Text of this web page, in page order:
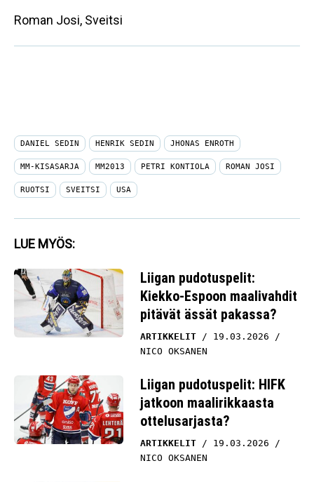
Roman Josi, Sveitsi
DANIEL SEDIN HENRIK SEDIN JHONAS ENROTH
MM-KISASARJA MM2013 PETRI KONTIOLA ROMAN JOSI
RUOTSI SVEITSI USA
LUE MYÖS:
Liigan pudotuspelit:
Kiekko-Espoon maalivahdit
pitävät ässät pakassa?
ARTIKKELIT
19.03.2026
NICO OKSANEN
Liigan pudotuspelit: HIFK
jatkoon maalirikkaasta
ottelusarjasta?
ARTIKKELIT
19.03.2026
NICO OKSANEN